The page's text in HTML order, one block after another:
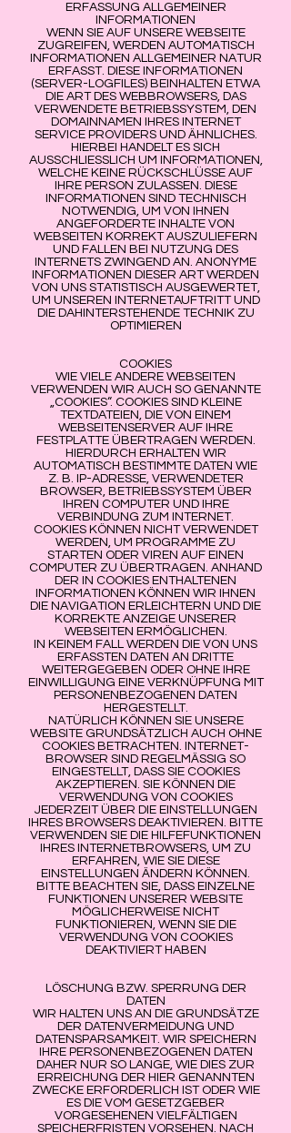
ERFASSUNG ALLGEMEINER
INFORMATIONEN
WENN SIE AUF UNSERE WEBSEITE
ZUGREIFEN, WERDEN AUTOMATISCH
INFORMATIONEN ALLGEMEINER NATUR
ERFASST. DIESE INFORMATIONEN
(SERVER-LOGFILES) BEINHALTEN ETWA
DIE ART DES WEBBROWSERS, DAS
VERWENDETE BETRIEBSSYSTEM, DEN
DOMAINNAMEN IHRES INTERNET
SERVICE PROVIDERS UND ÄHNLICHES.
HIERBEI HANDELT ES SICH
AUSSCHLIESSLICH UM INFORMATIONEN,
WELCHE KEINE RÜCKSCHLÜSSE AUF
IHRE PERSON ZULASSEN. DIESE
INFORMATIONEN SIND TECHNISCH
NOTWENDIG, UM VON IHNEN
ANGEFORDERTE INHALTE VON
WEBSEITEN KORREKT AUSZULIEFERN
UND FALLEN BEI NUTZUNG DES
INTERNETS ZWINGEND AN. ANONYME
INFORMATIONEN DIESER ART WERDEN
VON UNS STATISTISCH AUSGEWERTET,
UM UNSEREN INTERNETAUFTRITT UND
DIE DAHINTERSTEHENDE TECHNIK ZU
OPTIMIEREN
COOKIES
WIE VIELE ANDERE WEBSEITEN
VERWENDEN WIR AUCH SO GENANNTE
„COOKIES“. COOKIES SIND KLEINE
TEXTDATEIEN, DIE VON EINEM
WEBSEITENSERVER AUF IHRE
FESTPLATTE ÜBERTRAGEN WERDEN.
HIERDURCH ERHALTEN WIR
AUTOMATISCH BESTIMMTE DATEN WIE
Z. B. IP-ADRESSE, VERWENDETER
BROWSER, BETRIEBSSYSTEM ÜBER
IHREN COMPUTER UND IHRE
VERBINDUNG ZUM INTERNET.
COOKIES KÖNNEN NICHT VERWENDET
WERDEN, UM PROGRAMME ZU
STARTEN ODER VIREN AUF EINEN
COMPUTER ZU ÜBERTRAGEN. ANHAND
DER IN COOKIES ENTHALTENEN
INFORMATIONEN KÖNNEN WIR IHNEN
DIE NAVIGATION ERLEICHTERN UND DIE
KORREKTE ANZEIGE UNSERER
WEBSEITEN ERMÖGLICHEN.
IN KEINEM FALL WERDEN DIE VON UNS
ERFASSTEN DATEN AN DRITTE
WEITERGEGEBEN ODER OHNE IHRE
EINWILLIGUNG EINE VERKNÜPFUNG MIT
PERSONENBEZOGENEN DATEN
HERGESTELLT.
NATÜRLICH KÖNNEN SIE UNSERE
WEBSITE GRUNDSÄTZLICH AUCH OHNE
COOKIES BETRACHTEN. INTERNET-
BROWSER SIND REGELMÄSSIG SO
EINGESTELLT, DASS SIE COOKIES
AKZEPTIEREN. SIE KÖNNEN DIE
VERWENDUNG VON COOKIES
JEDERZEIT ÜBER DIE EINSTELLUNGEN
IHRES BROWSERS DEAKTIVIEREN. BITTE
VERWENDEN SIE DIE HILFEFUNKTIONEN
IHRES INTERNETBROWSERS, UM ZU
ERFAHREN, WIE SIE DIESE
EINSTELLUNGEN ÄNDERN KÖNNEN.
BITTE BEACHTEN SIE, DASS EINZELNE
FUNKTIONEN UNSERER WEBSITE
MÖGLICHERWEISE NICHT
FUNKTIONIEREN, WENN SIE DIE
VERWENDUNG VON COOKIES
DEAKTIVIERT HABEN
LÖSCHUNG BZW. SPERRUNG DER
DATEN
WIR HALTEN UNS AN DIE GRUNDSÄTZE
DER DATENVERMEIDUNG UND
DATENSPARSAMKEIT. WIR SPEICHERN
IHRE PERSONENBEZOGENEN DATEN
DAHER NUR SO LANGE, WIE DIES ZUR
ERREICHUNG DER HIER GENANNTEN
ZWECKE ERFORDERLICH IST ODER WIE
ES DIE VOM GESETZGEBER
VORGESEHENEN VIELFÄLTIGEN
SPEICHERFRISTEN VORSEHEN. NACH